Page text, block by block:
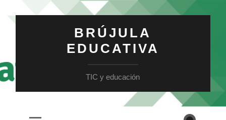
BRÚJULA
EDUCATIVA
TIC y educación